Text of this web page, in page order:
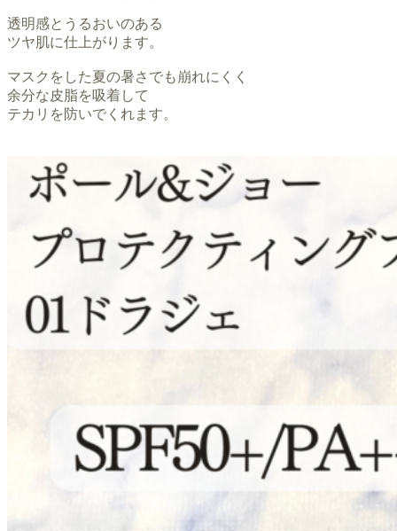
透明感とうるおいのある
ツヤ肌に仕上がります。
マスクをした夏の暑さでも崩れにくく
余分な皮脂を吸着して
テカリを防いでくれます。